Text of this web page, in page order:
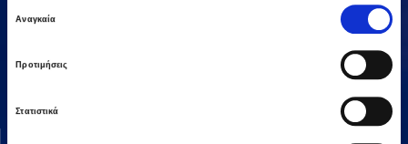
συγκατάθεσης
Αναγκαία
Προτιμήσεις
Στατιστικά